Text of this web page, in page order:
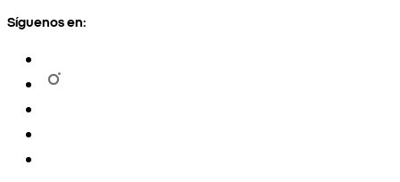
Síguenos en: